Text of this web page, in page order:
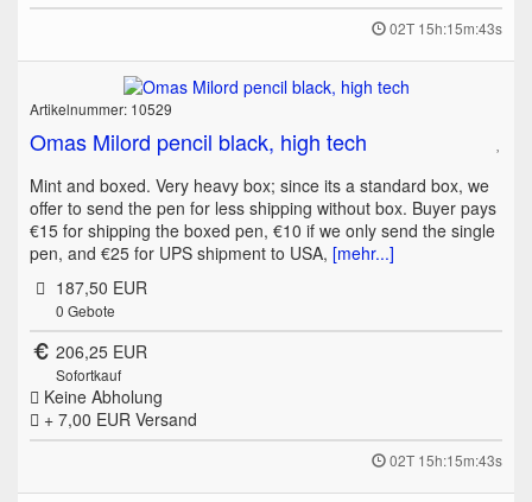
02T 15h:15m:43s
Artikelnummer: 10529
Omas Milord pencil black, high tech
Mint and boxed. Very heavy box; since its a standard box, we
offer to send the pen for less shipping without box. Buyer pays
€15 for shipping the boxed pen, €10 if we only send the single
pen, and €25 for UPS shipment to USA, [mehr...]
187,50 EUR
0 Gebote
206,25 EUR
Sofortkauf
Keine Abholung
+ 7,00 EUR Versand
02T 15h:15m:43s